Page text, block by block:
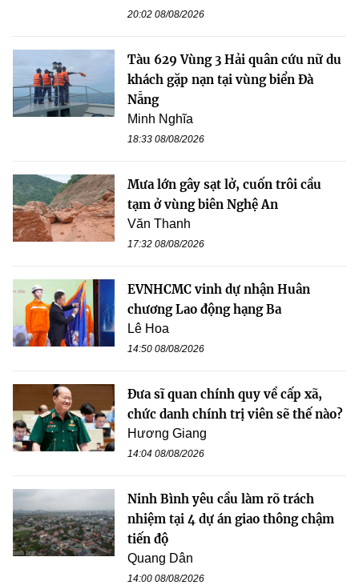
20:02 08/08/2026
Tàu 629 Vùng 3 Hải quân cứu nữ du
khách gặp nạn tại vùng biển Đà
Nẵng
Minh Nghĩa
18:33 08/08/2026
Mưa lớn gây sạt lở, cuốn trôi cầu
tạm ở vùng biên Nghệ An
Văn Thanh
17:32 08/08/2026
EVNHCMC vinh dự nhận Huân
chương Lao động hạng Ba
Lê Hoa
14:50 08/08/2026
Đưa sĩ quan chính quy về cấp xã,
chức danh chính trị viên sẽ thế nào?
Hương Giang
14:04 08/08/2026
Ninh Bình yêu cầu làm rõ trách
nhiệm tại 4 dự án giao thông chậm
tiến độ
Quang Dân
14:00 08/08/2026